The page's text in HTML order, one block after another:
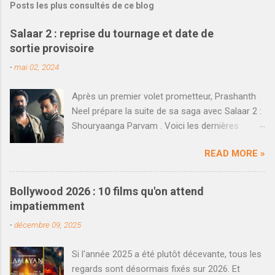
Posts les plus consultés de ce blog
Salaar 2 : reprise du tournage et date de
sortie provisoire
-mai 02, 2024
Après un premier volet prometteur, Prashanth
Neel prépare la suite de sa saga avec Salaar 2 :
Shouryaanga Parvam . Voici les dernières
décembre dernier, le blockbuster Salaar réalisé
par Prashanth Neel a rencontré un succès
décent au box-office national. Loin d'atteindre
les scores fous de K.G.F : Chapter 2 , en partie
face à Shahrukh Khan et Dunki , le film a
voit les choses en grand et rêve de faire mieux.
READ MORE »
Bollywood 2026 : 10 films qu'on attend
impatiemment
-décembre 09, 2025
Si l'année 2025 a été plutôt décevante, tous les
regards sont désormais fixés sur 2026. Et